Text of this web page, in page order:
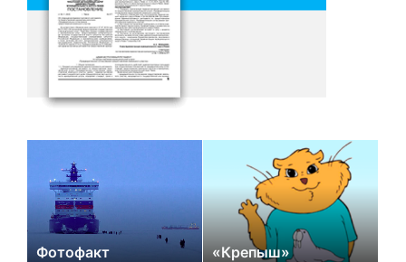
Фотофакт «Крепыш»